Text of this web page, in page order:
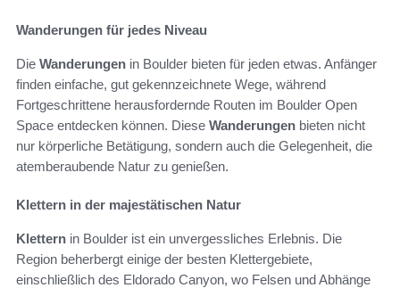
Wanderungen für jedes Niveau
Die Wanderungen in Boulder bieten für jeden etwas. Anfänger
finden einfache, gut gekennzeichnete Wege, während
Fortgeschrittene herausfordernde Routen im Boulder Open
Space entdecken können. Diese Wanderungen bieten nicht
nur körperliche Betätigung, sondern auch die Gelegenheit, die
atemberaubende Natur zu genießen.
Klettern in der majestätischen Natur
Klettern in Boulder ist ein unvergessliches Erlebnis. Die
Region beherbergt einige der besten Klettergebiete,
einschließlich des Eldorado Canyon, wo Felsen und Abhänge